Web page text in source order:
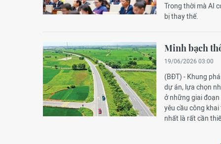
Trong thời mà AI
bị thay thế.
Minh bạch
19/06/2026 03:00
(BĐT) - Khung
dự án, lựa chọn
ở những giai
yêu cầu công
nhất là rất cần